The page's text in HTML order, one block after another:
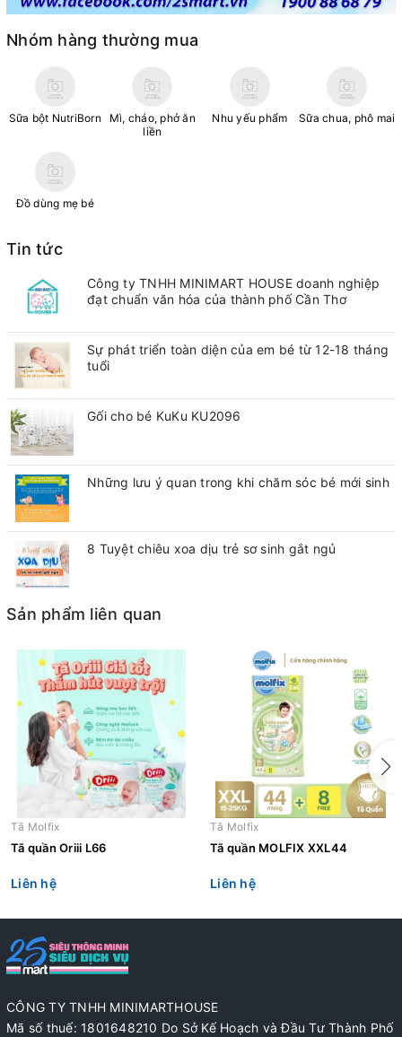
Nhóm hàng thường mua
Sữa bột NutriBorn
Mì, cháo, phở ăn
liền
Nhu yếu phẩm Sữa chua, phô mai
Đồ dùng mẹ bé
Tin tức
Công ty TNHH MINIMART HOUSE doanh nghiệp
đạt chuẩn văn hóa của thành phố Cần Thơ
Sự phát triển toàn diện của em bé từ 12-18 tháng
tuổi
Gối cho bé KuKu KU2096
Những lưu ý quan trong khi chăm sóc bé mới sinh
8 Tuyệt chiêu xoa dịu trẻ sơ sinh gắt ngủ
Sản phẩm liên quan
Tã Molfix
Tã quần Oriii L66
Liên hệ
Tã Molfix
Tã quần MOLFIX XXL44
Liên hệ
CÔNG TY TNHH MINIMARTHOUSE
Mã số thuế: 1801648210 Do Sở Kế Hoạch và Đầu Tư Thành Phố